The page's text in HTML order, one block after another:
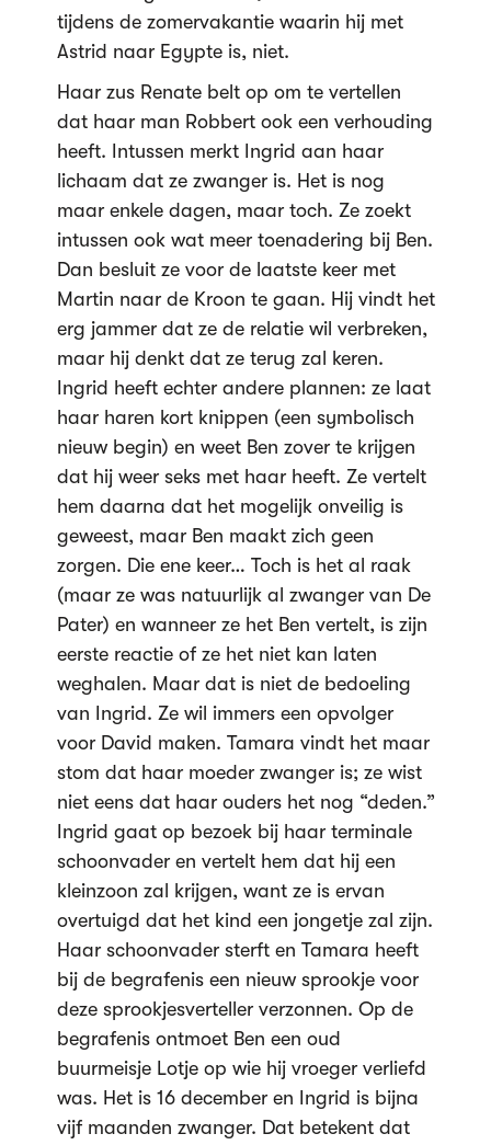
tijdens de zomervakantie waarin hij met
Astrid naar Egypte is, niet.
Haar zus Renate belt op om te vertellen
dat haar man Robbert ook een verhouding
heeft. Intussen merkt Ingrid aan haar
lichaam dat ze zwanger is. Het is nog
maar enkele dagen, maar toch. Ze zoekt
intussen ook wat meer toenadering bij Ben.
Dan besluit ze voor de laatste keer met
Martin naar de Kroon te gaan. Hij vindt het
erg jammer dat ze de relatie wil verbreken,
maar hij denkt dat ze terug zal keren.
Ingrid heeft echter andere plannen: ze laat
haar haren kort knippen (een symbolisch
nieuw begin) en weet Ben zover te krijgen
dat hij weer seks met haar heeft. Ze vertelt
hem daarna dat het mogelijk onveilig is
geweest, maar Ben maakt zich geen
zorgen. Die ene keer… Toch is het al raak
(maar ze was natuurlijk al zwanger van De
Pater) en wanneer ze het Ben vertelt, is zijn
eerste reactie of ze het niet kan laten
weghalen. Maar dat is niet de bedoeling
van Ingrid. Ze wil immers een opvolger
voor David maken. Tamara vindt het maar
stom dat haar moeder zwanger is; ze wist
niet eens dat haar ouders het nog “deden.”
Ingrid gaat op bezoek bij haar terminale
schoonvader en vertelt hem dat hij een
kleinzoon zal krijgen, want ze is ervan
overtuigd dat het kind een jongetje zal zijn.
Haar schoonvader sterft en Tamara heeft
bij de begrafenis een nieuw sprookje voor
deze sprookjesverteller verzonnen. Op de
begrafenis ontmoet Ben een oud
buurmeisje Lotje op wie hij vroeger verliefd
was. Het is 16 december en Ingrid is bijna
vijf maanden zwanger. Dat betekent dat